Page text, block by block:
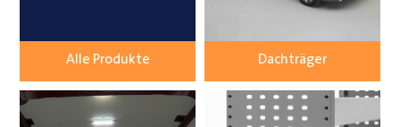
Alle Produkte Dachträger